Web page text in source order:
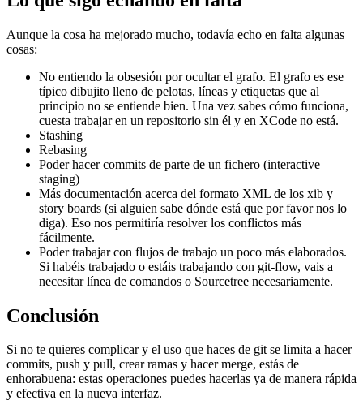
Aunque la cosa ha mejorado mucho, todavía echo en falta algunas
cosas:
No entiendo la obsesión por ocultar el grafo. El grafo es ese
típico dibujito lleno de pelotas, líneas y etiquetas que al
principio no se entiende bien. Una vez sabes cómo funciona,
cuesta trabajar en un repositorio sin él y en XCode no está.
Stashing
Rebasing
Poder hacer commits de parte de un fichero (interactive
staging)
Más documentación acerca del formato XML de los xib y
story boards (si alguien sabe dónde está que por favor nos lo
diga). Eso nos permitiría resolver los conflictos más
fácilmente.
Poder trabajar con flujos de trabajo un poco más elaborados.
Si habéis trabajado o estáis trabajando con git-flow, vais a
necesitar línea de comandos o Sourcetree necesariamente.
Conclusión
Si no te quieres complicar y el uso que haces de git se limita a hacer
commits, push y pull, crear ramas y hacer merge, estás de
enhorabuena: estas operaciones puedes hacerlas ya de manera rápida
y efectiva en la nueva interfaz.